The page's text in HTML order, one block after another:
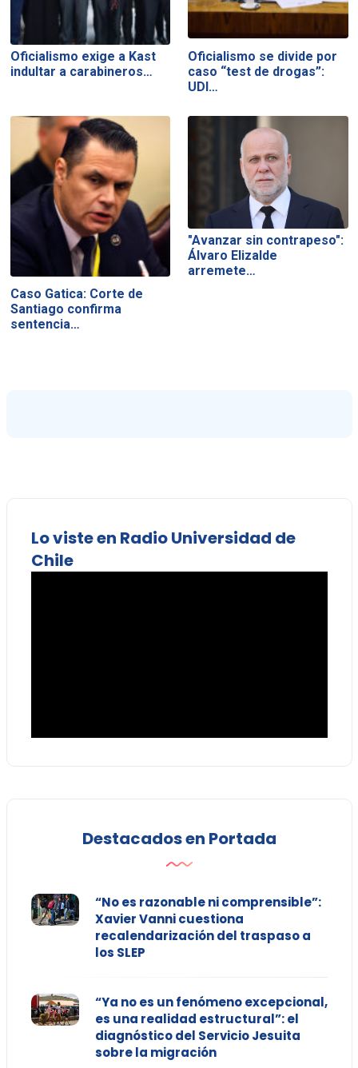
Oficialismo exige a Kast
indultar a carabineros…
Oficialismo se divide por
caso “test de drogas”:
UDI…
Caso Gatica: Corte de
Santiago confirma
sentencia…
"Avanzar sin contrapeso":
Álvaro Elizalde
arremete…
Lo viste en Radio Universidad de
Chile
Destacados en Portada
“No es razonable ni comprensible”:
Xavier Vanni cuestiona
recalendarización del traspaso a
los SLEP
“Ya no es un fenómeno excepcional,
es una realidad estructural”: el
diagnóstico del Servicio Jesuita
sobre la migración